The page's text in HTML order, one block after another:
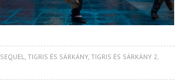
SEQUEL,TIGRIS ÉS SÁRKÁNY,TIGRIS ÉS SÁRKÁNY 2,